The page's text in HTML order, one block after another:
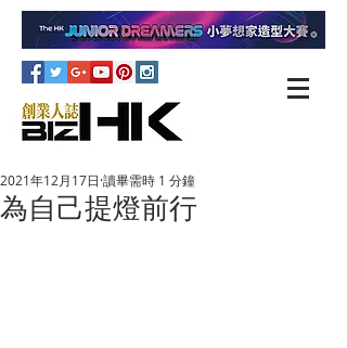
為自己提燈前行
2021年12月17日 讀畢需時 1 分鐘